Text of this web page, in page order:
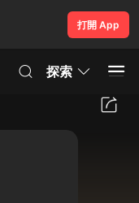
打開 App
探索